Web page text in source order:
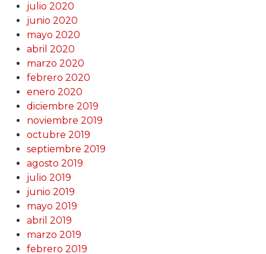
julio 2020
junio 2020
mayo 2020
abril 2020
marzo 2020
febrero 2020
enero 2020
diciembre 2019
noviembre 2019
octubre 2019
septiembre 2019
agosto 2019
julio 2019
junio 2019
mayo 2019
abril 2019
marzo 2019
febrero 2019